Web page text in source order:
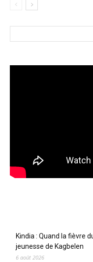
Kindia : Quand la fièvre
jeunesse de Kagbelen
6 août 2026